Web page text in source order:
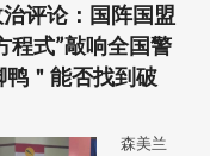
评论：国阵国盟
程式”敲响全国警
鸭＂能否找到破
森美兰